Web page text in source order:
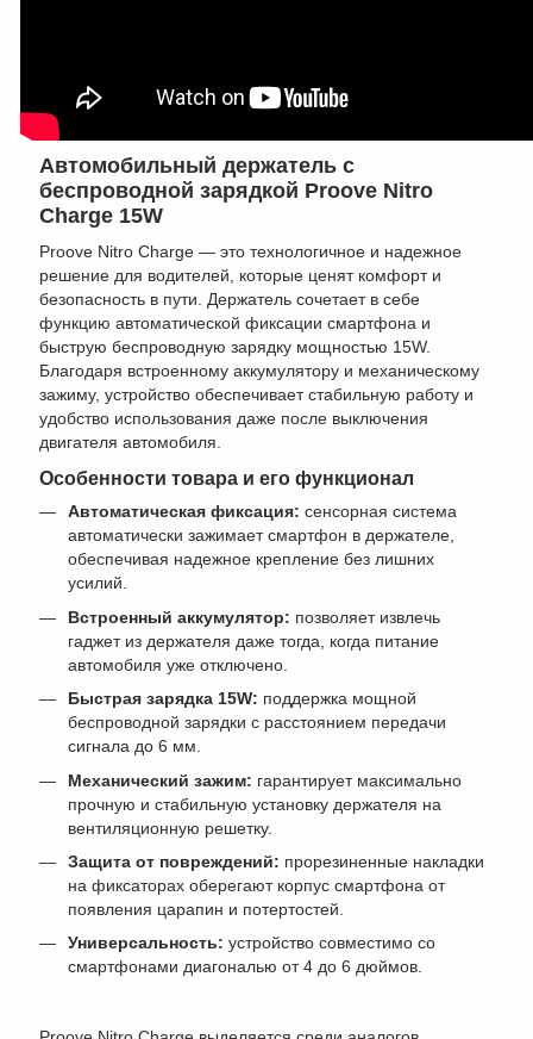
Автомобильный держатель с
беспроводной зарядкой Proove Nitro
Charge 15W
Proove Nitro Charge — это технологичное и надежное
решение для водителей, которые ценят комфорт и
безопасность в пути. Держатель сочетает в себе
функцию автоматической фиксации смартфона и
быструю беспроводную зарядку мощностью 15W.
Благодаря встроенному аккумулятору и механическому
зажиму, устройство обеспечивает стабильную работу и
удобство использования даже после выключения
двигателя автомобиля.
Особенности товара и его функционал
Автоматическая фиксация: сенсорная система
автоматически зажимает смартфон в держателе,
обеспечивая надежное крепление без лишних
усилий.
Встроенный аккумулятор: позволяет извлечь
гаджет из держателя даже тогда, когда питание
автомобиля уже отключено.
Быстрая зарядка 15W: поддержка мощной
беспроводной зарядки с расстоянием передачи
сигнала до 6 мм.
Механический зажим: гарантирует максимально
прочную и стабильную установку держателя на
вентиляционную решетку.
Защита от повреждений: прорезиненные накладки
на фиксаторах оберегают корпус смартфона от
появления царапин и потертостей.
Универсальность: устройство совместимо со
смартфонами диагональю от 4 до 6 дюймов.